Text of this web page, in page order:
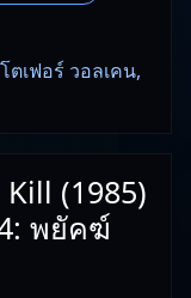
ตเฟอร์ วอลเคน,
(1985)
พยัคฆ์